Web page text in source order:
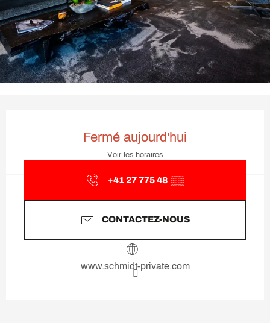
Fermé aujourd'hui
Voir les horaires
+41 27 775 48 ▒▒
CONTACTEZ-NOUS
www.schmidt-private.com